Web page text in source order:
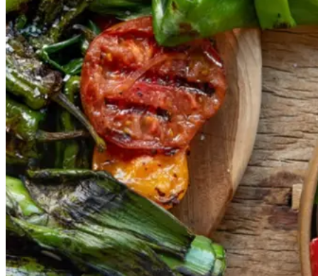
Gem opskrift
Vegansk
Vegetarisk
Vores version af den traditionelle
salat empedrat fra det catalanske
køkken. Spis den med brød som
en let frokost eller i et større
måltid som her. Salbitxada minder
noget om en anden ligeledes
catalansk sauce, romesco. I
Catalonien spises den til såkaldte
calcots, der er små porrelignende
løg. Dem griller man helt sorte, så
fjerner man den yderste skal og
dypper det fløjlsbløde løg i
saucen. Calcots er svære at
opdrive på disse kanter, men små
nye porrer kan bruges.